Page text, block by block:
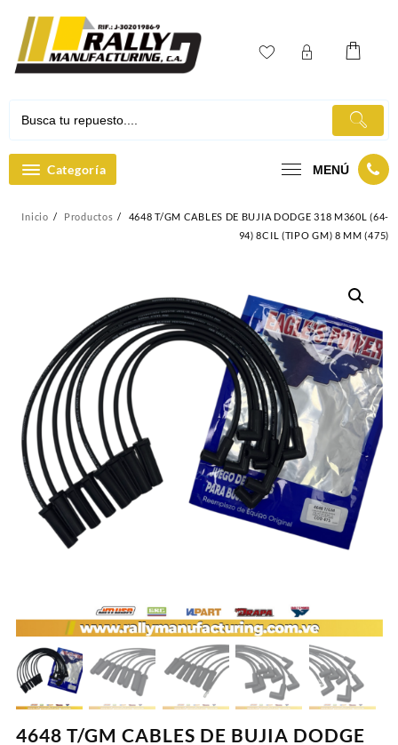
contenido
Categoría MENÚ
Inicio Productos
4648 T/GM CABLES DE BUJIA DODGE 318 M360L (64-
94) 8CIL (TIPO GM) 8 MM (475)
4648 T/GM CABLES DE BUJIA DODGE